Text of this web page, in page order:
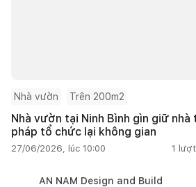
Nhà vườn Trên 200m2
Nhà vườn tại Ninh Bình gìn giữ
pháp tổ chức lại không gian
27/06/2026, lúc 10:00 1
AN NAM Design and Build